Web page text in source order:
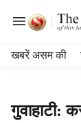
खबरें असम की
गुवाहाटी: